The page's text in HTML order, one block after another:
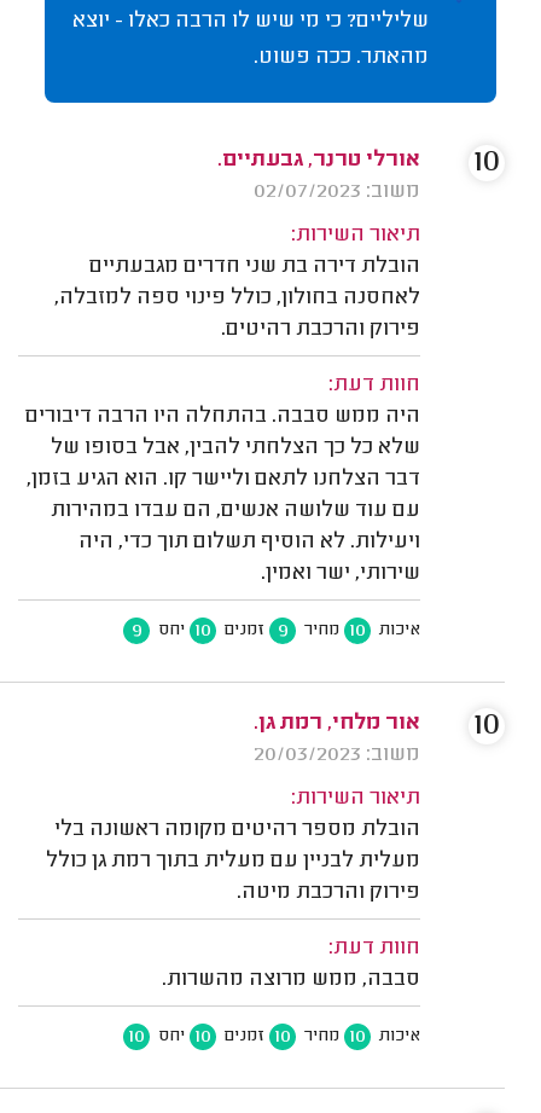
שליליים? כי מי שיש לו הרבה כאלו - יוצא
מהאתר. ככה פשוט.
אורלי טרנר, גבעתיים.
משוב: 02/07/2023
תיאור השירות:
הובלת דירה בת שני חדרים מגבעתיים
לאחסנה בחולון, כולל פינוי ספה למזבלה,
פירוק והרכבת רהיטים.
חוות דעת:
היה ממש סבבה. בהתחלה היו הרבה דיבורים
שלא כל כך הצלחתי להבין, אבל בסופו של
דבר הצלחנו לתאם וליישר קו. הוא הגיע בזמן,
עם עוד שלושה אנשים, הם עבדו במהירות
ויעילות. לא הוסיף תשלום תוך כדי, היה
שירותי, ישר ואמין.
איכות 10 מחיר 9 זמנים 10 יחס 9
10
אור מלחי, רמת גן.
משוב: 20/03/2023
תיאור השירות:
הובלת מספר רהיטים מקומה ראשונה בלי
מעלית לבניין עם מעלית בתוך רמת גן כולל
פירוק והרכבת מיטה.
חוות דעת:
סבבה, ממש מרוצה מהשרות.
איכות 10 מחיר 10 זמנים 10 יחס 10
10